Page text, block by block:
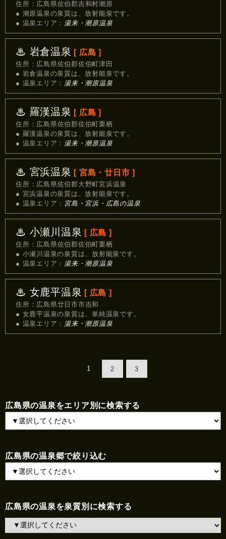
住所：広島県佐伯郡吉和村潮原
● 潮原温泉の泉質は、放射能泉です。
● 温泉エリア： 湯来・潮原温泉
♨ 岩倉温泉 [ 広島 ]
住所：広島県佐伯郡佐伯町津田
● 岩倉温泉の泉質は、放射能泉です。
● 温泉エリア： 湯来・潮原温泉
♨ 羅漢温泉 [ 広島 ]
住所：広島県佐伯郡佐伯町栗栖
● 羅漢温泉の泉質は、放射能泉です。
● 温泉エリア： 湯来・潮原温泉
♨ 宮浜温泉 [ 宮島・廿日市 ]
住所：広島県佐伯郡大野町宮浜温泉
● 宮浜温泉の泉質は、放射能泉です。
● 温泉エリア： 宮島・宮浜・広島の温泉
♨ 小瀬川温泉 [ 広島 ]
住所：広島県佐伯郡佐伯町栗栖
● 小瀬川温泉の泉質は、放射能泉です。
● 温泉エリア： 湯来・潮原温泉
♨ 女鹿平温泉 [ 広島 ]
住所：広島県廿日市市吉和
● 女鹿平温泉の泉質は、単純温泉です。
● 温泉エリア： 湯来・潮原温泉
1 2 3
広島県の温泉をエリア別に検索する
広島県の温泉郷で絞り込む
広島県の温泉を泉質別に検索する